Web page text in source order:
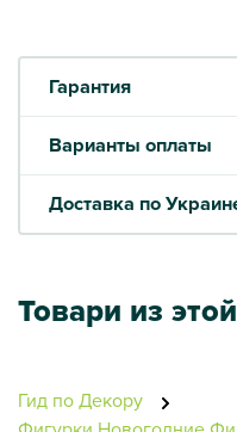
Гарантия
Варианты оплаты
Доставка по
Товари из
Гид по Декору